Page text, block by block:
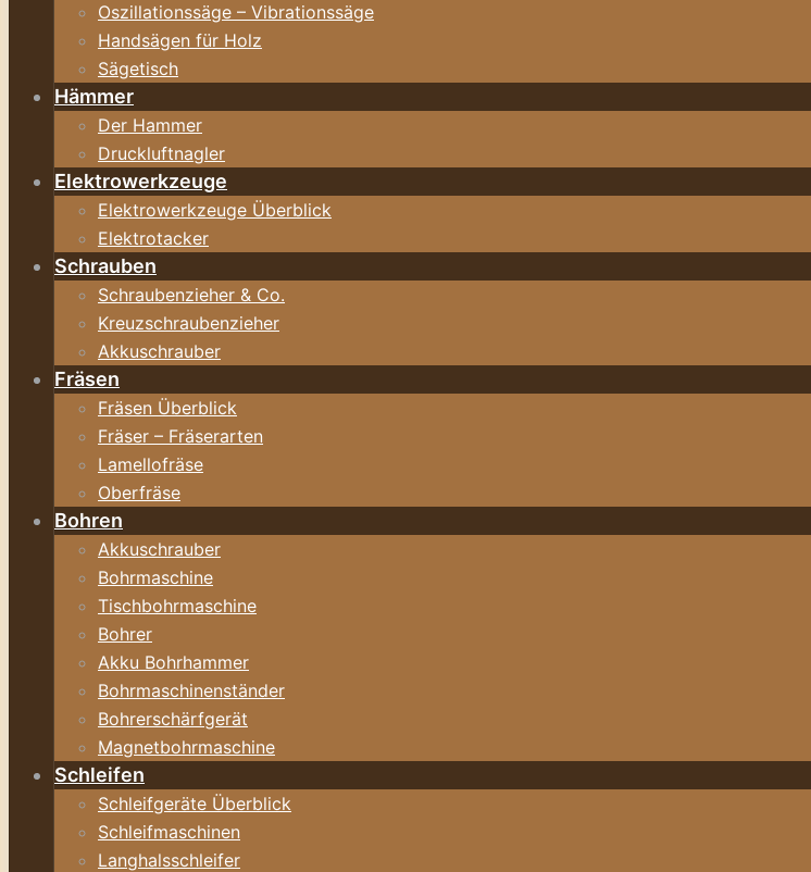
Oszillationssäge – Vibrationssäge
Handsägen für Holz
Sägetisch
Hämmer
Der Hammer
Druckluftnagler
Elektrowerkzeuge
Elektrowerkzeuge Überblick
Elektrotacker
Schrauben
Schraubenzieher & Co.
Kreuzschraubenzieher
Akkuschrauber
Fräsen
Fräsen Überblick
Fräser – Fräserarten
Lamellofräse
Oberfräse
Bohren
Akkuschrauber
Bohrmaschine
Tischbohrmaschine
Bohrer
Akku Bohrhammer
Bohrmaschinenständer
Bohrerschärfgerät
Magnetbohrmaschine
Schleifen
Schleifgeräte Überblick
Schleifmaschinen
Langhalsschleifer